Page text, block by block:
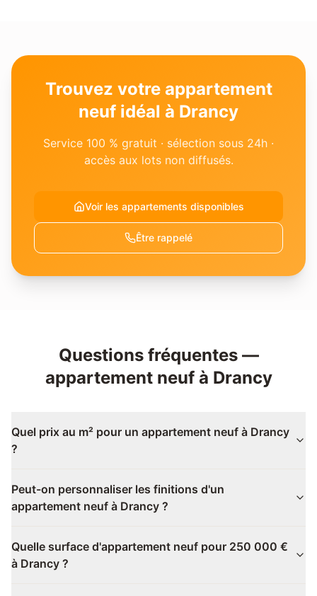
Trouvez votre appartement
neuf idéal à Drancy
Service 100 % gratuit · sélection sous 24h ·
accès aux lots non diffusés.
Voir les appartements disponibles
Être rappelé
Questions fréquentes —
appartement neufà Drancy
Quel prix au m² pour un appartement neuf à Drancy
?
Peut-on personnaliser les finitions d'un
appartement neuf à Drancy ?
Quelle surface d'appartement neuf pour 250 000 €
à Drancy ?